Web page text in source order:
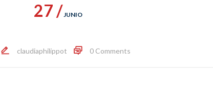
27 /JUNIO
claudiaphilippot 0 Comments